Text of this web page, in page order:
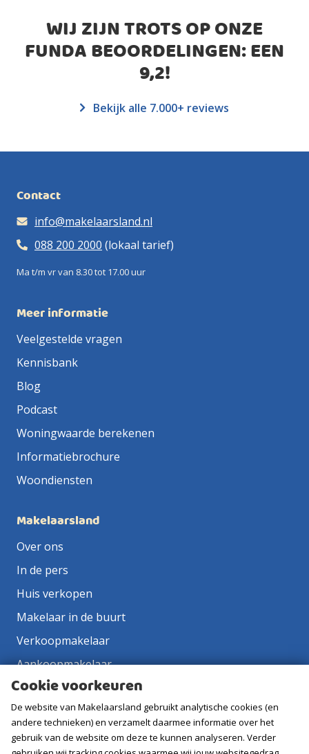
WIJ ZIJN TROTS OP ONZE
FUNDA BEOORDELINGEN: EEN
9,2!
Bekijk alle 7.000+ reviews
Contact
info@makelaarsland.nl
088 200 2000 (lokaal tarief)
Ma t/m vr van 8.30 tot 17.00 uur
Meer informatie
Veelgestelde vragen
Kennisbank
Blog
Podcast
Woningwaarde berekenen
Informatiebrochure
Woondiensten
Makelaarsland
Over ons
In de pers
Huis verkopen
Makelaar in de buurt
Verkoopmakelaar
Aankoopmakelaar
Contact
Vacatures
Cookie voorkeuren
De website van Makelaarsland gebruikt analytische cookies (en
andere technieken) en verzamelt daarmee informatie over het
gebruik van de website om deze te kunnen analyseren. Verder